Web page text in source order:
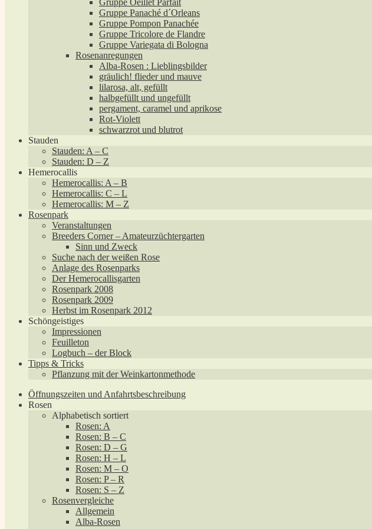
Gruppe Oeillet Parfait
Gruppe Panaché d´Orleans
Gruppe Pompon Panachée
Gruppe Tricolore de Flandre
Gruppe Variegata di Bologna
Rosenanregungen
Alba-Rosen : Lieblingsbilder
gräulich! flieder und mauve
lilarosa, alt, gefüllt
halbgefüllt und ungefüllt
pergament, caramel und aprikose
Rot-Violett
schwarzrot und blutrot
Stauden
Stauden: A – C
Stauden: D – Z
Hemerocallis
Hemerocallis: A – B
Hemerocallis: C – L
Hemerocallis: M – Z
Rosenpark
Veranstaltungen
Breeders Corner – Amateurzüchtergarten
Sinn und Zweck
Suche nach der weißen Rose
Anlage des Rosenparks
Der Hemerocallisgarten
Rosenpark 2008
Rosenpark 2009
Herbst im Rosenpark 2012
Schöngeistiges
Impressionen
Feuilleton
Logbuch – der Block
Tipps & Tricks
Pflanzung mit der Weinkartonmethode
Öffnungszeiten und Anfahrtsbeschreibung
Rosen
Alphabetisch sortiert
Rosen: A
Rosen: B – C
Rosen: D – G
Rosen: H – L
Rosen: M – O
Rosen: P – R
Rosen: S – Z
Rosenvergleiche
Allgemein
Alba-Rosen